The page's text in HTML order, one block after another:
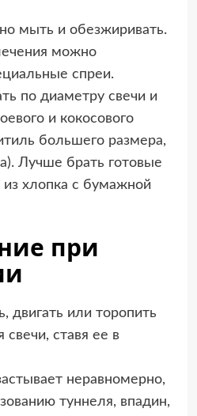
мыть и обезжиривать.
можно
спреи.
по диаметру свечи и
и кокосового
большего размера,
Лучше брать готовые
хлопка с бумажной
при
двигать или торопить
ставя ее в
неравномерно,
туннеля, впадин,